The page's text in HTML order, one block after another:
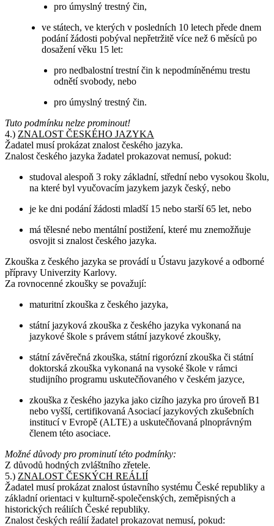
pro úmyslný trestný čin,
ve státech, ve kterých v posledních 10 letech přede dnem
podání žádosti pobýval nepřetržitě více než 6 měsíců po
dosažení věku 15 let:
pro nedbalostní trestní čin k nepodmíněnému trestu
odnětí svobody, nebo
pro úmyslný trestný čin.
Tuto podmínku nelze prominout!
4.) ZNALOST ČESKÉHO JAZYKA
Žadatel musí prokázat znalost českého jazyka.
Znalost českého jazyka žadatel prokazovat nemusí, pokud:
studoval alespoň 3 roky základní, střední nebo vysokou školu,
na které byl vyučovacím jazykem jazyk český, nebo
je ke dni podání žádosti mladší 15 nebo starší 65 let, nebo
má tělesné nebo mentální postižení, které mu znemožňuje
osvojit si znalost českého jazyka.
Zkouška z českého jazyka se provádí u Ústavu jazykové a odborné
přípravy Univerzity Karlovy.
Za rovnocenné zkoušky se považují:
maturitní zkouška z českého jazyka,
státní jazyková zkouška z českého jazyka vykonaná na
jazykové škole s právem státní jazykové zkoušky,
státní závěrečná zkouška, státní rigorózní zkouška či státní
doktorská zkouška vykonaná na vysoké škole v rámci
studijního programu uskutečňovaného v českém jazyce,
zkouška z českého jazyka jako cizího jazyka pro úroveň B1
nebo vyšší, certifikovaná Asociací jazykových zkušebních
institucí v Evropě (ALTE) a uskutečňovaná plnoprávným
členem této asociace.
Možné důvody pro prominutí této podmínky:
Z důvodů hodných zvláštního zřetele.
5.) ZNALOST ČESKÝCH REÁLIÍ
Žadatel musí prokázat znalost ústavního systému České republiky a
základní orientaci v kulturně-společenských, zeměpisných a
historických reáliích České republiky.
Znalost českých reálií žadatel prokazovat nemusí, pokud: